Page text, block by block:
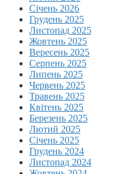
Січень 2026
Грудень 2025
Листопад 2025
Жовтень 2025
Вересень 2025
Серпень 2025
Липень 2025
Червень 2025
Травень 2025
Квітень 2025
Березень 2025
Лютий 2025
Січень 2025
Грудень 2024
Листопад 2024